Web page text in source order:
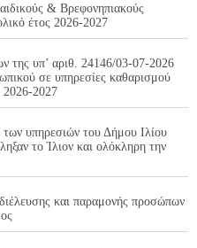
& Βρεφονηπιακούς
έτος 2026-2027
της υπ’ αριθ. 24146/03-07-2026
σε υπηρεσίες καθαρισμού
2026-2027
των υπηρεσιών του Δήμου Ιλίου
το Ίλιον και ολόκληρη την
και παραμονής προσώπων